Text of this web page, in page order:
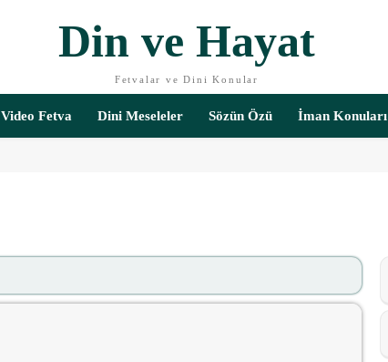
Din ve Hayat
Fetvalar ve Dini Konular
Video Fetva Dini Meseleler Sözün Özü İman Konuları